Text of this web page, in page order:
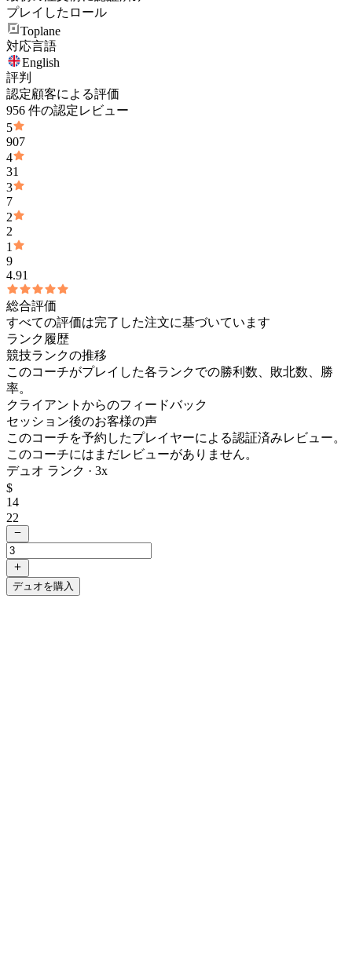
プレイしたロール
Toplane
対応言語
English
評判
認定顧客による評価
956 件の認定レビュー
5
907
4
31
3
7
2
2
1
9
4.91
総合評価
すべての評価は完了した注文に基づいています
ランク履歴
競技ランクの推移
このコーチがプレイした各ランクでの勝利数、敗北数、勝
率。
クライアントからのフィードバック
セッション後のお客様の声
このコーチを予約したプレイヤーによる認証済みレビュー。
このコーチにはまだレビューがありません。
デュオ ランク · 3x
$
14
22
デュオを購入